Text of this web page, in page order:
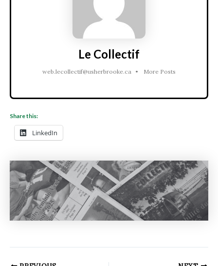
Le Collectif
web.lecollectif@usherbrooke.ca • More Posts
Share this:
LinkedIn